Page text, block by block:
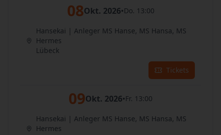
08Okt. 2026•Do. 13:00
Hansekai | Anleger MS Hanse, MS Hansa, MS
Hermes
Lübeck
Tickets
09Okt. 2026•Fr. 13:00
Hansekai | Anleger MS Hanse, MS Hansa, MS
Hermes